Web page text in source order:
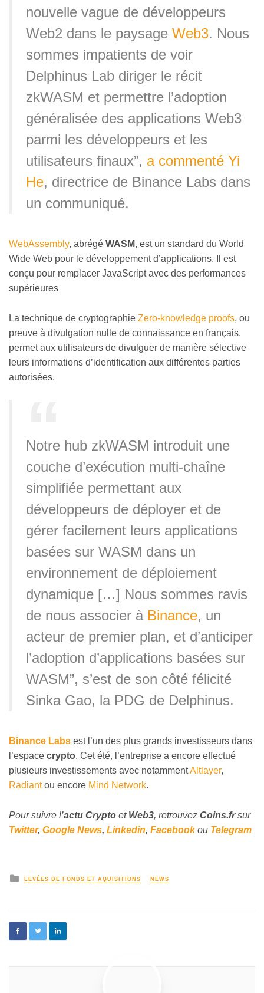
nouvelle vague de développeurs
Web2 dans le paysage Web3. Nous
sommes impatients de voir
Delphinus Lab diriger le récit
zkWASM et permettre l’adoption
généralisée des applications Web3
parmi les développeurs et les
utilisateurs finaux”, a commenté Yi
He, directrice de Binance Labs dans
un communiqué.
WebAssembly, abrégé WASM, est un standard du World
Wide Web pour le développement d’applications. Il est
conçu pour remplacer JavaScript avec des performances
supérieures
La technique de cryptographie Zero-knowledge proofs, ou
preuve à divulgation nulle de connaissance en français,
permet aux utilisateurs de divulguer de manière sélective
leurs informations d’identification aux différentes parties
autorisées.
Notre hub zkWASM introduit une
couche d’exécution multi-chaîne
simplifiée permettant aux
développeurs de déployer et de
gérer facilement leurs applications
basées sur WASM dans un
environnement de déploiement
dynamique […] Nous sommes ravis
de nous associer à Binance, un
acteur de premier plan, et d’anticiper
l’adoption d’applications basées sur
WASM”, s’est de son côté félicité
Sinka Gao, la PDG de Delphinus.
Binance Labs est l’un des plus grands investisseurs dans
l’espace crypto. Cet été, l’entreprise a encore effectué
plusieurs investissements avec notammentAltlayer,
Radiantou encore Mind Network.
Pour suivre l’actu Crypto et Web3, retrouvez Coins.frsur
Twitter, Google News, Linkedin, Facebookou Telegram
LEVÉES DE FONDS ET AQUISITIONS NEWS